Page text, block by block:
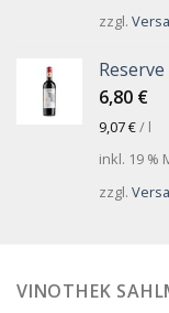
zzgl.
6,80 €
9,07€/ l
inkl. 19 %
zzgl.
VINOTHEK